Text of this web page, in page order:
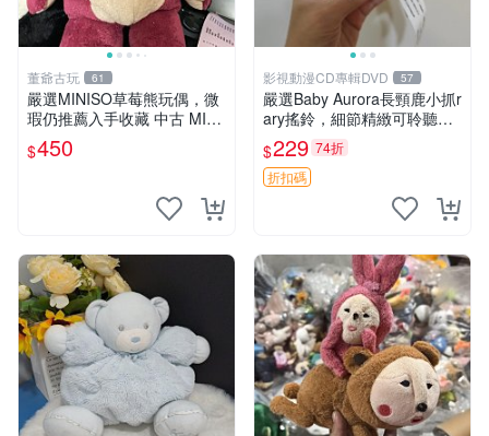
董爺古玩 61
嚴選MINISO草莓熊玩偶，微
瑕仍推薦入手收藏 中古 MINI
SO 草莓熊 玩具 收藏
$450
影視動漫CD專輯DVD 57
嚴選Baby Aurora長頸鹿小抓r
ary搖鈴，細節精緻可聆聽清
脆鈴音 軟萌可愛 定制紀念 金
屬搖鈴 新手媽咪推薦 長頸鹿
抓rary 搖鈴
$229 74折
折扣碼